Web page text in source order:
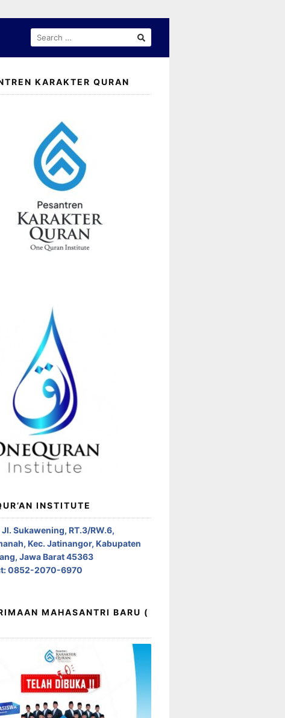
SEARCH
FOR:
KARAKTER QURAN
INSTITUTE
Sukawening, RT.3/RW.6,
Kec. Jatinangor, Kabupaten
Jawa Barat 45363
0852-2070-6970
MAHASANTRI BARU (